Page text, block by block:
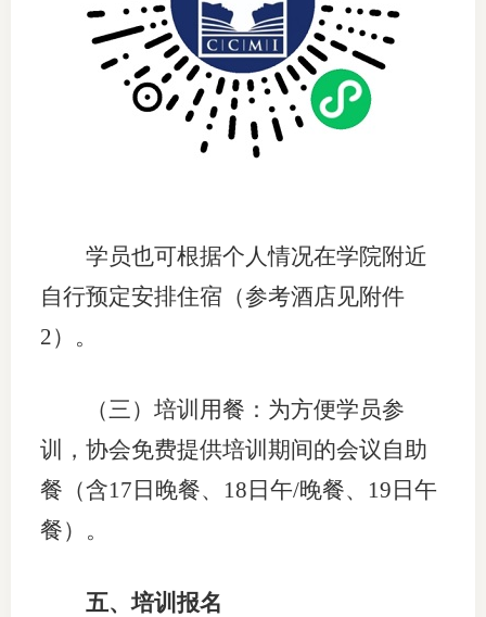
学员也可根据个人情况在学院附近
自行预定安排住宿（参考酒店见附件
2）。
（三）培训用餐：为方便学员参
训，协会免费提供培训期间的会议自助
餐（含17日晚餐、18日午/晚餐、19日午
餐）。
五、培训报名